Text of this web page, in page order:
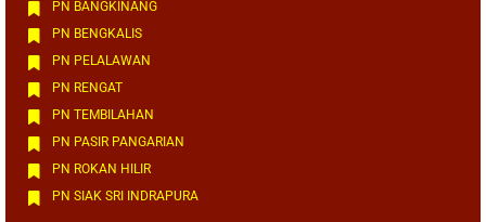
PN BANGKINANG
PN BENGKALIS
PN PELALAWAN
PN RENGAT
PN TEMBILAHAN
PN PASIR PANGARIAN
PN ROKAN HILIR
PN SIAK SRI INDRAPURA